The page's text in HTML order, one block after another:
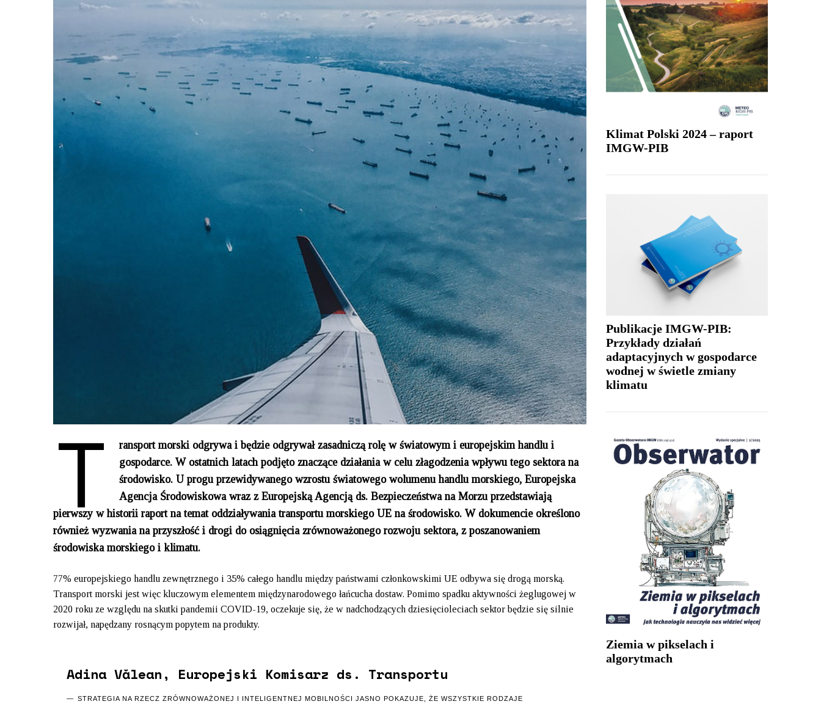
T
ransport morski odgrywa i będzie odgrywał zasadniczą rolę w światowym i europejskim handlu i
gospodarce. W ostatnich latach podjęto znaczące działania w celu złagodzenia wpływu tego sektora na
środowisko. U progu przewidywanego wzrostu światowego wolumenu handlu morskiego, Europejska
Agencja Środowiskowa wraz z Europejską Agencją ds. Bezpieczeństwa na Morzu przedstawiają
pierwszy w historii raport na temat oddziaływania transportu morskiego UE na środowisko. W dokumencie określono
również wyzwania na przyszłość i drogi do osiągnięcia zrównoważonego rozwoju sektora, z poszanowaniem
środowiska morskiego i klimatu.
77% europejskiego handlu zewnętrznego i 35% całego handlu między państwami członkowskimi UE odbywa się drogą morską.
Transport morski jest więc kluczowym elementem międzynarodowego łańcucha dostaw. Pomimo spadku aktywności żeglugowej w
2020 roku ze względu na skutki pandemii COVID-19, oczekuje się, że w nadchodzących dziesięcioleciach sektor będzie się silnie
rozwijał, napędzany rosnącym popytem na produkty.
Adina Vălean, Europejski Komisarz ds. Transportu
STRATEGIA NA RZECZ ZRÓWNOWAŻONEJ I INTELIGENTNEJ MOBILNOŚCI JASNO POKAZUJE, ŻE WSZYSTKIE RODZAJE
Klimat Polski 2024 – raport
IMGW-PIB
Publikacje IMGW-PIB:
Przykłady działań
adaptacyjnych w gospodarce
wodnej w świetle zmiany
klimatu
Ziemia w pikselach i
algorytmach